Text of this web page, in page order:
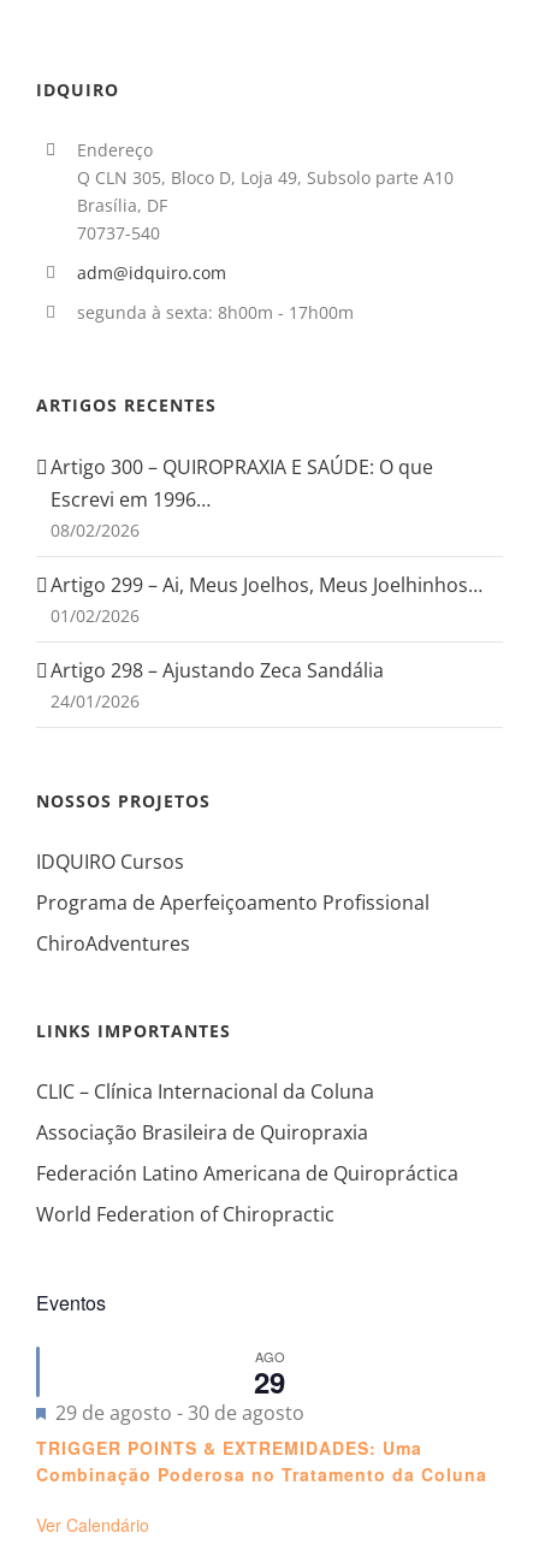
IDQUIRO
Endereço
Q CLN 305, Bloco D, Loja 49, Subsolo parte A10
Brasília, DF
70737-540
adm@idquiro.com
segunda à sexta: 8h00m - 17h00m
ARTIGOS RECENTES
Artigo 300 – QUIROPRAXIA E SAÚDE: O que
Escrevi em 1996…
08/02/2026
Artigo 299 – Ai, Meus Joelhos, Meus Joelhinhos…
01/02/2026
Artigo 298 – Ajustando Zeca Sandália
24/01/2026
NOSSOS PROJETOS
IDQUIRO Cursos
Programa de Aperfeiçoamento Profissional
ChiroAdventures
LINKS IMPORTANTES
CLIC – Clínica Internacional da Coluna
Associação Brasileira de Quiropraxia
Federación Latino Americana de Quiropráctica
World Federation of Chiropractic
Eventos
AGO
29
Destacado
29 de agosto -30 de agosto
TRIGGER POINTS & EXTREMIDADES: Uma
Combinação Poderosa no Tratamento da Coluna
Ver Calendário